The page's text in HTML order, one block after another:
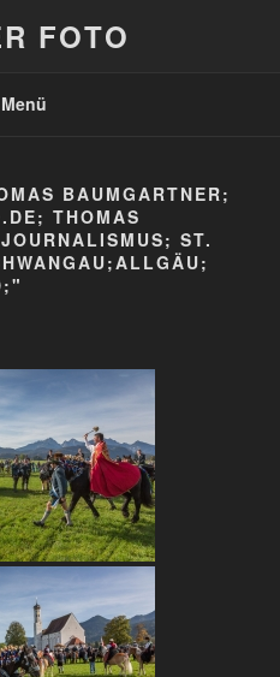
FOTO
Menü
BAUMGARTNER;
THOMAS
ST.